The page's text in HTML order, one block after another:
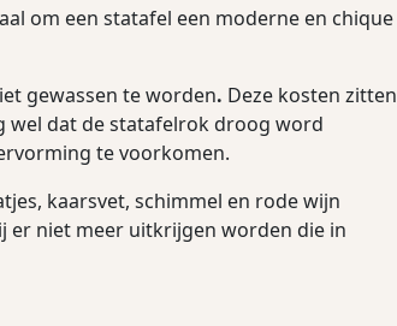
om een statafel een moderne en chique
gewassen te worden. Deze kosten zitten
wel dat de statafelrok droog word
te voorkomen.
kaarsvet, schimmel en rode wijn
er niet meer uitkrijgen worden die in